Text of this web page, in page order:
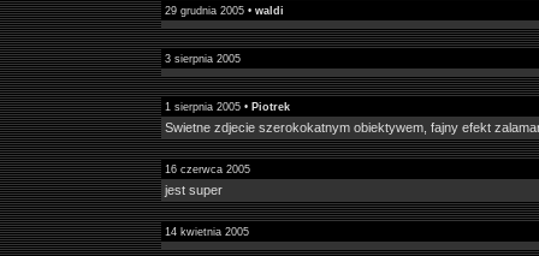
29 grudnia 2005 • waldi
3 sierpnia 2005
1 sierpnia 2005 • Piotrek
Swietne zdjecie szerokokatnym obiektywem, fajny efekt
16 czerwca 2005
jest super
14 kwietnia 2005